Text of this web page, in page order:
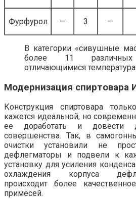
Фурфурол — 3 —
В категории «сивушные
более 11
отличающимися
Модернизация спиртовара
Конструкция спиртовара
кажется идеальной, но
ее доработать и довести
совершенства. Так, в
очистки установили не
дефлегматоры и подвели к
установку для усиления
охлаждения корпуса
происходит более
примесей.